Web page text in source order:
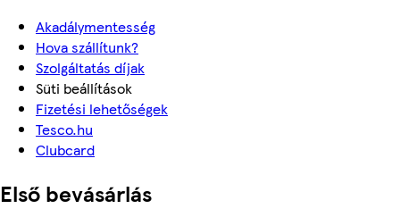
Akadálymentesség
Hova szállítunk?
Szolgáltatás díjak
Süti beállítások
Fizetési lehetőségek
Tesco.hu
Clubcard
Első bevásárlás